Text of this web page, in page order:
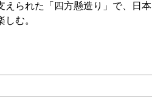
られた「四方懸造り」で、日本
む。